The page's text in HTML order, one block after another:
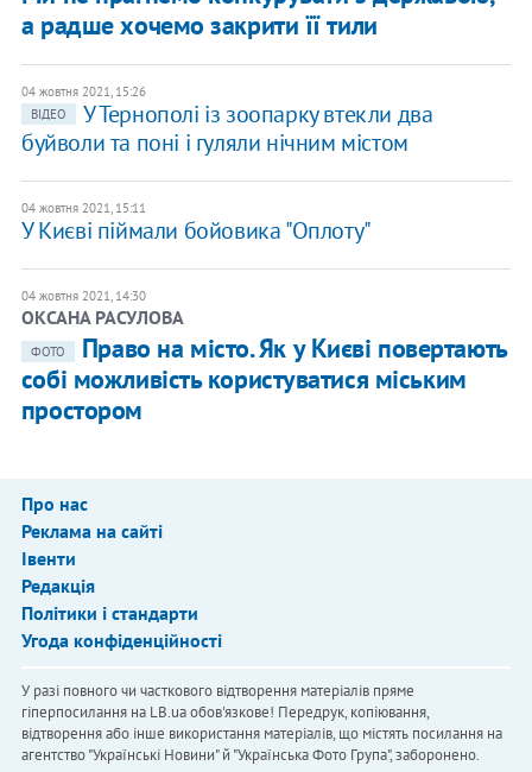
а радше хочемо закрити її тили
04 жовтня 2021, 15:26
ВІДЕО
У Тернополі із зоопарку втекли два
буйволи та поні і гуляли нічним містом
04 жовтня 2021, 15:11
У Києві піймали бойовика "Оплоту"
04 жовтня 2021, 14:30
ОКСАНА РАСУЛОВА
ФОТО
Право на місто. Як у Києві повертають
собі можливість користуватися міським
простором
Про нас
Реклама на сайті
Івенти
Редакція
Політики і стандарти
Угода конфіденційності
У разі повного чи часткового відтворення матеріалів пряме
гіперпосилання на LB.ua обов'язкове! Передрук, копіювання,
відтворення або інше використання матеріалів, що містять посилання на
агентство "Українськi Новини" й "Українська Фото Група", заборонено.